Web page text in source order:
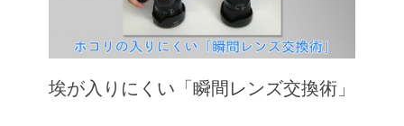
埃が入りにくい「瞬間レンズ交換術」